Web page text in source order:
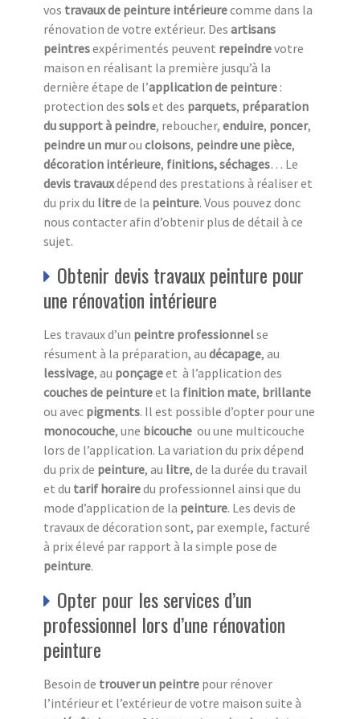
vos travaux de peinture intérieurecomme dans la
rénovation de votre extérieur. Des artisans
peintresexpérimentés peuvent repeindrevotre
maison en réalisant la première jusqu’à la
dernière étape de l’application de peinture :
protection des solset des parquets, préparation
dusupport à peindre, reboucher, enduire, poncer,
peindre un murou cloisons, peindre une pièce,
décoration intérieure, finitions, séchages… Le
devis travauxdépend des prestations à réaliser et
du prix du litrede la peinture. Vous pouvez donc
nous contacter afin d’obtenir plus de détail à ce
sujet.
Obtenir devis travaux peinture pour
une rénovation intérieure
Les travaux d’un peintre professionnelse
résument à la préparation, au décapage, au
lessivage, au ponçageet à l’application des
couches de peintureet la finition mate, brillante
ou avec pigments. Il est possible d’opter pour une
monocouche, une bicouche ou une multicouche
lors de l’application. La variation du prix dépend
du prix de peinture, au litre, de la durée du travail
et du tarif horairedu professionnel ainsi que du
mode d’application de la peinture. Les devis de
travaux de décoration sont, par exemple, facturé
à prix élevé par rapport à la simple pose de
peinture.
Opter pour les services d’un
professionnel lors d’une rénovation
peinture
Besoin de trouver un peintre pour rénover
l’intérieur et l’extérieur de votre maison suite à